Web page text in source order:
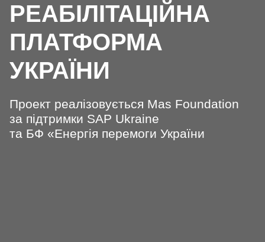
РЕАБІЛІТАЦІЙНА
ПЛАТФОРМА
УКРАЇНИ
Проект реалізовується Mas Foundation
за підтримки SAP Ukraine
та БФ «Енергія перемоги України